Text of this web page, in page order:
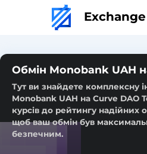
Обмін Monobank UAH
Тут ви знайдете комплексну
Monobank UAH на Curve DAO
курсів до рейтингу надійних
щоб ваш обмін був
безпечним.